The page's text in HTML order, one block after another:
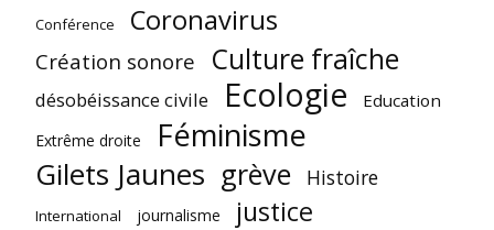
Conférence Coronavirus
Création sonore Culture fraîche
désobéissance civile Ecologie Education
Extrême droite Féminisme
Gilets Jaunes grève Histoire
International journalisme justice